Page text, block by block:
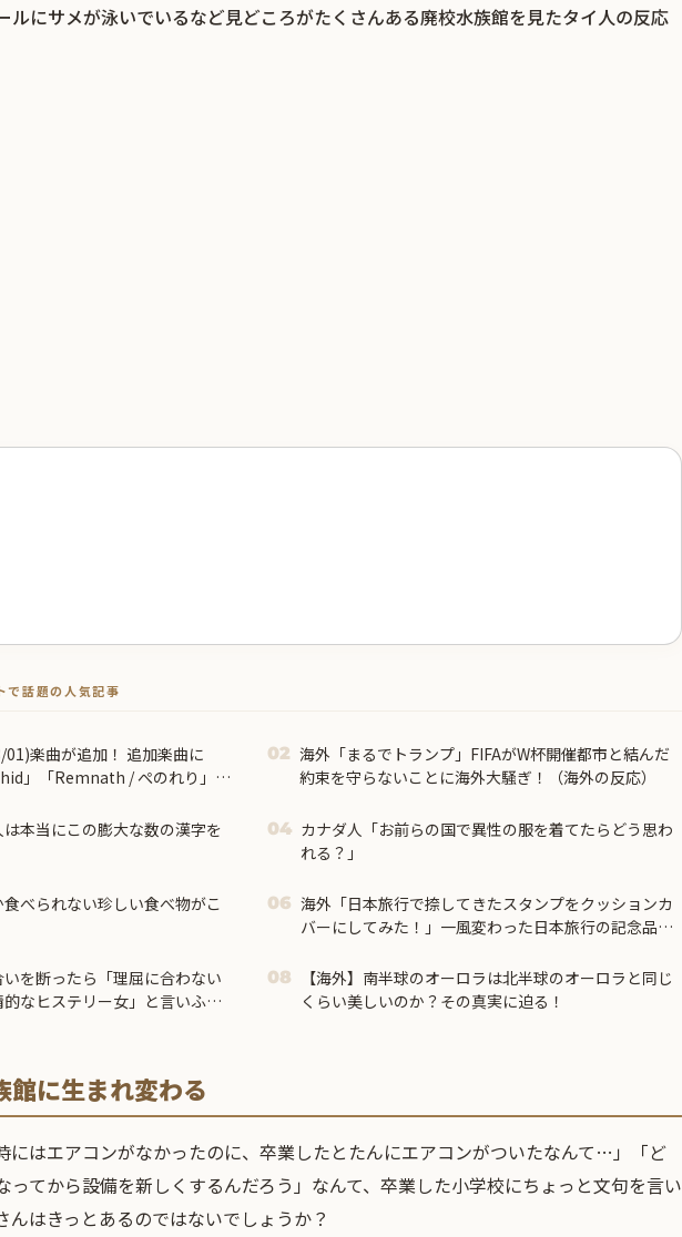
ルにサメが泳いでいるなど見どころがたくさんある廃校水族館を見たタイ人の反応
話題の人気記事
01)楽曲が追加！ 追加楽曲に
」「Remnath / ぺのれり」の
02 海外「まるでトランプ」FIFAがW杯開催都市と結んだ
約束を守らないことに海外大騒ぎ！（海外の反応）
は本当にこの膨大な数の漢字を
04 カナダ人「お前らの国で異性の服を着てたらどう思わ
れる？」
食べられない珍しい食べ物がこ
06 海外「日本旅行で捺してきたスタンプをクッションカ
バーにしてみた！」一風変わった日本旅行の記念品の
を断ったら「理屈に合わない
なヒステリー女」と言いふら
08
【海外】南半球のオーロラは北半球のオーロラと同じ
くらい美しいのか？その真実に迫る！
館に生まれ変わる
にはエアコンがなかったのに、卒業したとたんにエアコンがついたなんて…」「ど
ってから設備を新しくするんだろう」なんて、卒業した小学校にちょっと文句を言い
んはきっとあるのではないでしょうか？